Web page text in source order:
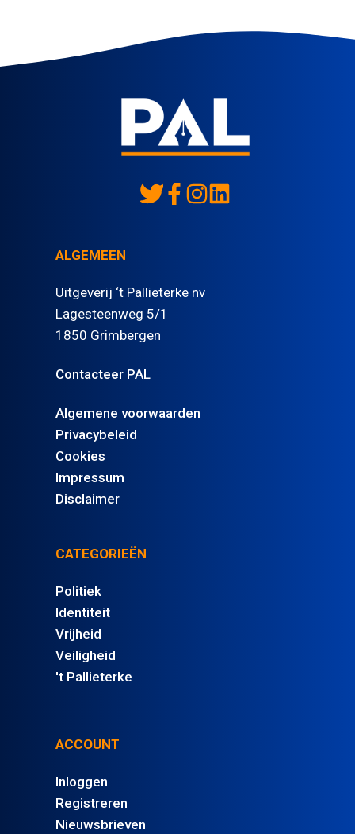
ALGEMEEN
Uitgeverij ‘t Pallieterke nv
Lagesteenweg 5/1
1850 Grimbergen
Contacteer PAL
Algemene voorwaarden
Privacybeleid
Cookies
Impressum
Disclaimer
CATEGORIEËN
Politiek
Identiteit
Vrijheid
Veiligheid
't Pallieterke
ACCOUNT
Inloggen
Registreren
Nieuwsbrieven